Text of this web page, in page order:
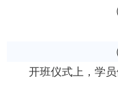
开班仪式上，学